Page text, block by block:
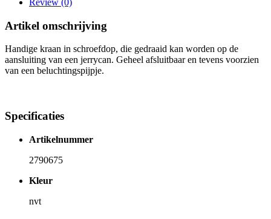
Artikel omschrijving
Handige kraan in schroefdop, die gedraaid kan worden op de
aansluiting van een jerrycan. Geheel afsluitbaar en tevens voorzien
van een beluchtingspijpje.
Specificaties
Artikelnummer
2790675
Kleur
nvt